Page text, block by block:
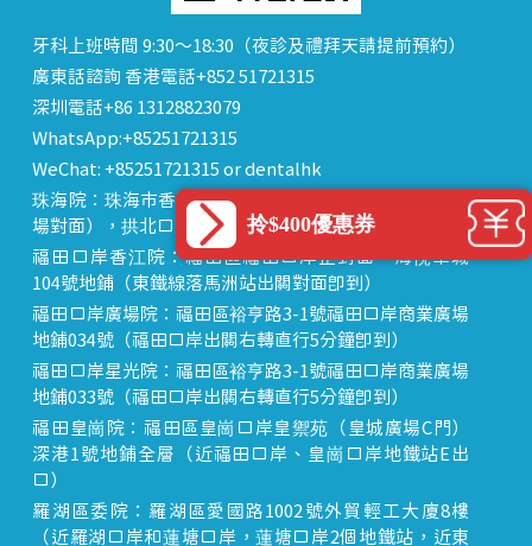
牙科上班時間 9:30～18:30（夜診及禮拜天請提前預約）
廣東話諮詢 香港電話+852 51721315
深圳電話+86 13128823079
WhatsApp:+85251721315
WeChat: +85251721315 or dentalhk
珠海院：珠海市香洲區 拱北中建商業大廈 15樓（迎賓廣
場對面），拱北口岸步行8分鐘直達
福田口岸香江院：福田區福田口岸正對面，海悅華城
104號地鋪（東鐵線落馬洲站出關對面即到）
福田口岸廣場院：福田區裕亨路3-1號福田口岸商業廣場
地鋪034號（福田口岸出關右轉直行5分鐘即到）
福田口岸星光院：福田區裕亨路3-1號福田口岸商業廣場
地鋪033號（福田口岸出關右轉直行5分鐘即到）
福田皇崗院：福田區皇崗口岸皇禦苑（皇城廣場C門）
深港1號地鋪全層（近福田口岸、皇崗口岸地鐵站E出
口）
羅湖區委院：羅湖區愛國路1002號外貿輕工大廈8樓
（近羅湖口岸和蓮塘口岸，蓮塘口岸2個地鐵站，近東
拎$400優惠券